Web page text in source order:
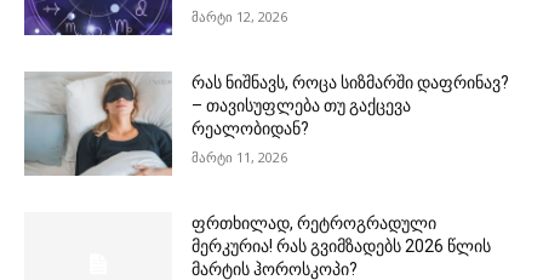
მარტი 12, 2026
რას ნიშნავს, როცა სიზმარში დაფრინავ?
– თავისუფლება თუ გაქცევა
რეალობიდან?
მარტი 11, 2026
ფრთხილად, რეტროგრადული
მერკურია! რას გვიმზადებს 2026 წლის
მარტის ჰოროსკოპი?